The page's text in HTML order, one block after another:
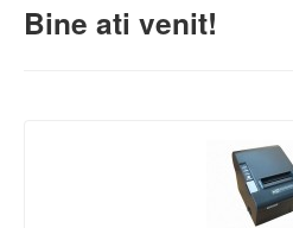
Bine ati venit!